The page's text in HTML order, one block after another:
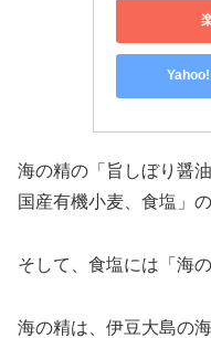
海の精の「旨しぼり醤
国産有機小麦、食塩」の
そして、食塩には「海
海の精は、伊豆大島の